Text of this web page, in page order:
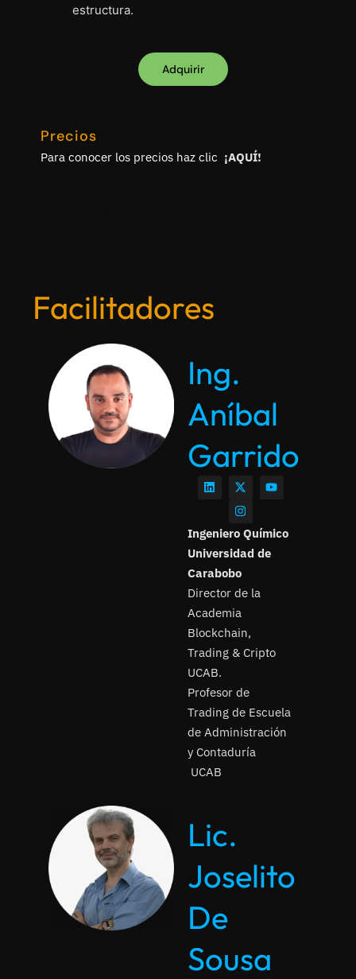
estructura.
Adquirir
Precios
Para conocer los precios haz clic ¡AQUÍ!
Facilitadores
Ing.
Aníbal
Garrido
Ingeniero Químico
Universidad de
Carabobo
Director de la
Academia
Blockchain,
Trading & Cripto
UCAB.
Profesor de
Trading de Escuela
de Administración
y Contaduría
UCAB
Lic.
Joselito
De
Sousa